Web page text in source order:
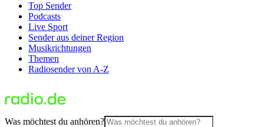
Top Sender
Podcasts
Live Sport
Sender aus deiner Region
Musikrichtungen
Themen
Radiosender von A-Z
Was möchtest du anhören?